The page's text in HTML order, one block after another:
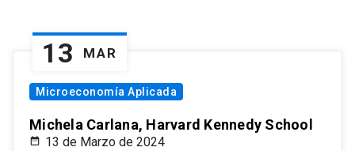
13 MAR
Microeconomía Aplicada
Michela Carlana, Harvard Kennedy School
13 de Marzo de 2024